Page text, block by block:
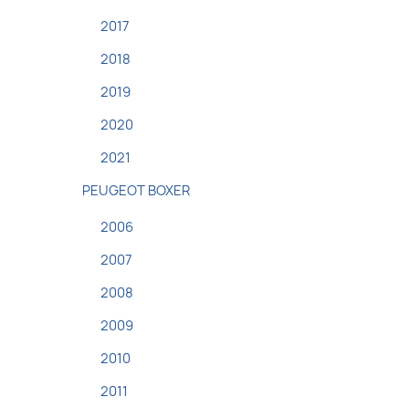
2017
2018
2019
2020
2021
PEUGEOT BOXER
2006
2007
2008
2009
2010
2011